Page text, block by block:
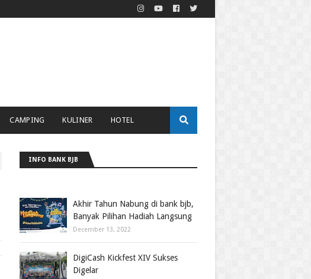
CAMPING KULINER HOTEL
INFO BANK BJB
Akhir Tahun Nabung di bank bjb,
Banyak Pilihan Hadiah Langsung
December 13, 2022
DigiCash Kickfest XIV Sukses
Digelar